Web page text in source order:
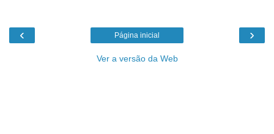
‹ ›
Página inicial
Ver a versão da Web